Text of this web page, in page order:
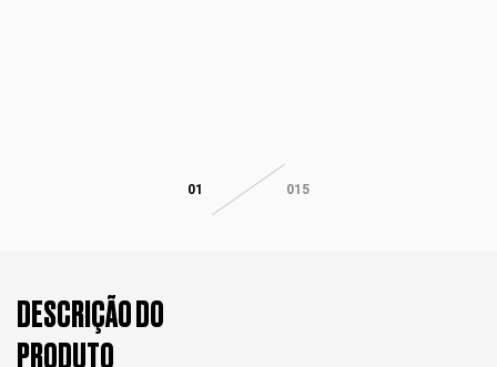
01 015
DESCRIÇÃO DO
PRODUTO